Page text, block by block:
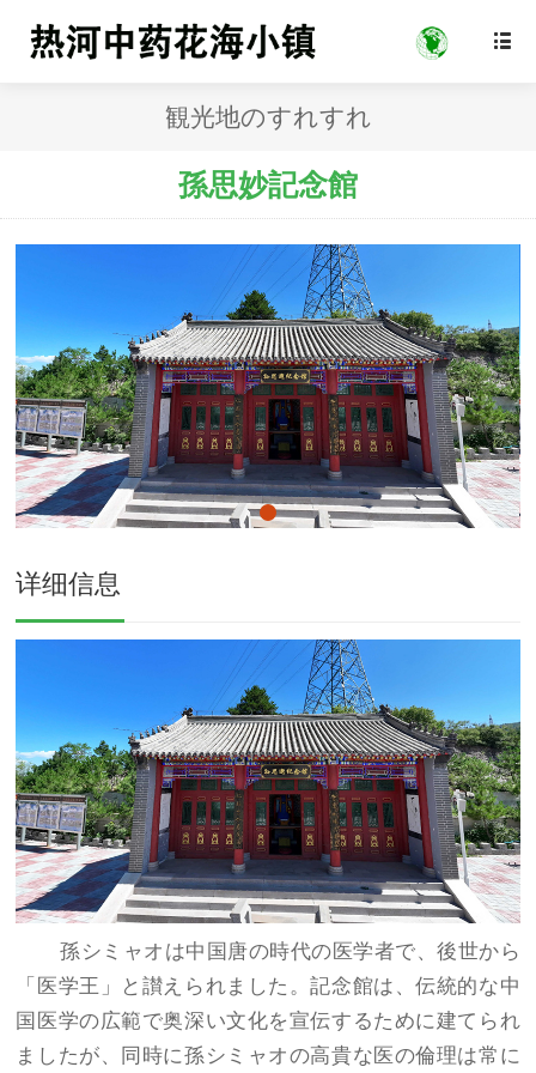

観光地のすれすれ
孫思妙記念館
详细信息
孫シミャオは中国唐の時代の医学者で、後世から
「医学王」と讃えられました。記念館は、伝統的な中
国医学の広範で奥深い文化を宣伝するために建てられ
ましたが、同時に孫シミャオの高貴な医の倫理は常に